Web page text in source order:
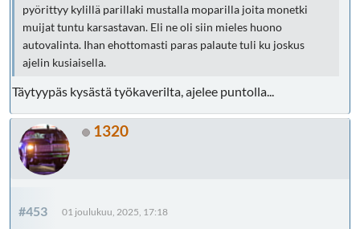
pyörittyy kylillä parillaki mustalla moparilla joita monetki
muijat tuntu karsastavan. Eli ne oli siin mieles huono
autovalinta. Ihan ehottomasti paras palaute tuli ku joskus
ajelin kusiaisella.
Täytyypäs kysästä työkaverilta, ajelee puntolla...
1320
#453 01 joulukuu, 2025, 17:18